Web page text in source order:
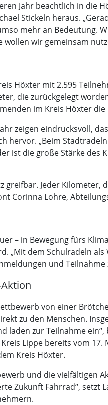
Jahr beachtlich in die
Stickeln heraus.
mehr an Bedeutung.
wollen wir gemeinsam
Höxter mit 2.595
die zurückgelegt
im Kreis Höxter
zeigen eindrucksvoll,
hervor. „Beim
ist die große Stärke des
greifbar. Jeder
Corinna Lohre,
– in Bewegung fürs
„Mit dem Schulradeln
und
von einer
zu den Menschen.
laden zur Teilnahme
Lippe bereits vom
Kreis Höxter.
und die vielfältigen
Zukunft Fahrrad“, setzt